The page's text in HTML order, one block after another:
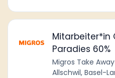
Mitarbeiter*in
Paradies 60%
Migros Take Away
Allschwil, Basel-